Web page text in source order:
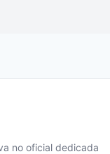
no oficial dedicada